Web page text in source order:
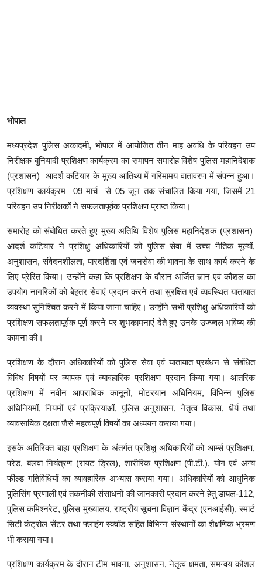
भोपाल
मध्यप्रदेश पुलिस अकादमी, भोपाल में आयोजित तीन माह अवधि के परिवहन उप
निरीक्षक बुनियादी प्रशिक्षण कार्यक्रम का समापन समारोह विशेष पुलिस महानिदेशक
(प्रशासन) आदर्श कटियार के मुख्य आतिथ्य में गरिमामय वातावरण में संपन्न हुआ।
प्रशिक्षण कार्यक्रम 09 मार्च से 05 जून तक संचालित किया गया, जिसमें 21
परिवहन उप निरीक्षकों ने सफलतापूर्वक प्रशिक्षण प्राप्त किया।
समारोह को संबोधित करते हुए मुख्य अतिथि विशेष पुलिस महानिदेशक (प्रशासन)
आदर्श कटियार ने प्रशिक्षु अधिकारियों को पुलिस सेवा में उच्च नैतिक मूल्यों,
अनुशासन, संवेदनशीलता, पारदर्शिता एवं जनसेवा की भावना के साथ कार्य करने के
लिए प्रेरित किया। उन्होंने कहा कि प्रशिक्षण के दौरान अर्जित ज्ञान एवं कौशल का
उपयोग नागरिकों को बेहतर सेवाएं प्रदान करने तथा सुरक्षित एवं व्यवस्थित यातायात
व्यवस्था सुनिश्चित करने में किया जाना चाहिए। उन्होंने सभी प्रशिक्षु अधिकारियों को
प्रशिक्षण सफलतापूर्वक पूर्ण करने पर शुभकामनाएं देते हुए उनके उज्ज्वल भविष्य की
कामना की।
प्रशिक्षण के दौरान अधिकारियों को पुलिस सेवा एवं यातायात प्रबंधन से संबंधित
विविध विषयों पर व्यापक एवं व्यावहारिक प्रशिक्षण प्रदान किया गया। आंतरिक
प्रशिक्षण में नवीन आपराधिक कानूनों, मोटरयान अधिनियम, विभिन्न पुलिस
अधिनियमों, नियमों एवं प्रक्रियाओं, पुलिस अनुशासन, नेतृत्व विकास, धैर्य तथा
व्यावसायिक दक्षता जैसे महत्वपूर्ण विषयों का अध्ययन कराया गया।
इसके अतिरिक्त बाह्य प्रशिक्षण के अंतर्गत प्रशिक्षु अधिकारियों को आर्म्स प्रशिक्षण,
परेड, बलवा नियंत्रण (रायट ड्रिल), शारीरिक प्रशिक्षण (पी.टी.), योग एवं अन्य
फील्ड गतिविधियों का व्यावहारिक अभ्यास कराया गया। अधिकारियों को आधुनिक
पुलिसिंग प्रणाली एवं तकनीकी संसाधनों की जानकारी प्रदान करने हेतु डायल-112,
पुलिस कमिश्नरेट, पुलिस मुख्यालय, राष्ट्रीय सूचना विज्ञान केंद्र (एनआईसी), स्मार्ट
सिटी कंट्रोल सेंटर तथा फ्लाइंग स्क्वॉड सहित विभिन्न संस्थानों का शैक्षणिक भ्रमण
भी कराया गया।
प्रशिक्षण कार्यक्रम के दौरान टीम भावना, अनुशासन, नेतृत्व क्षमता, समन्वय कौशल